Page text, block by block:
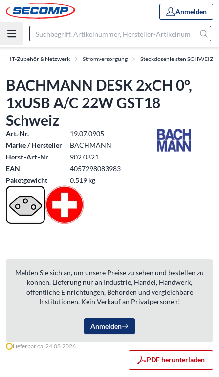
Anmelden
IT-Zubehör & Netzwerk Stromversorgung Steckdosenleisten SCHWEIZ
BACHMANN DESK 2xCH 0°,
1xUSB A/C 22W GST18
Schweiz
Art.-Nr.
19.07.0905
Marke / Hersteller
BACHMANN
Herst.-Art.-Nr.
902.0821
EAN
4057298083983
Paketgewicht
0.519 kg
Melden Sie sich an, um unsere Preise zu sehen und bestellen zu
können. Lieferung nur an Industrie, Handel, Handwerk,
öffentliche Einrichtungen, Behörden und vergleichbare
Institutionen. Kein Verkauf an Privatpersonen!
Anmelden
Lieferbar ca. 24.08.2026
PDF herunterladen